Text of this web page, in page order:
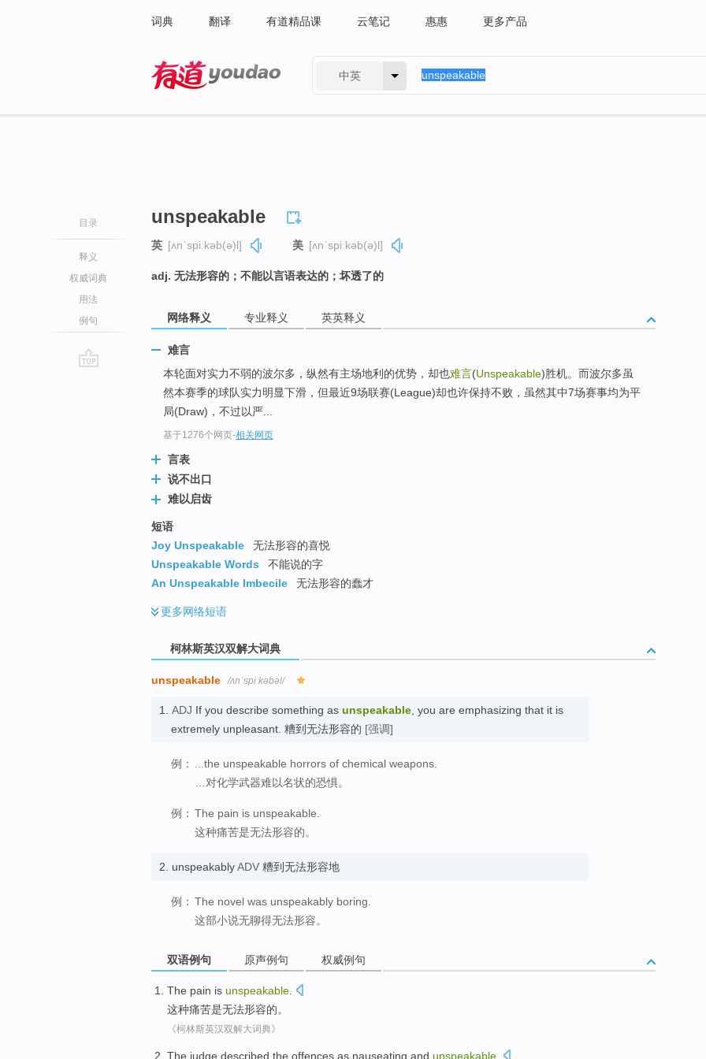
词典 翻译 有道精品课 云笔记 惠惠 更多产品
中英
目录
释义
权威词典
用法
例句
unspeakable
英 [ʌnˈspiːkəb(ə)l] 美 [ʌnˈspiːkəb(ə)l]
adj. 无法形容的；不能以言语表达的；坏透了的
网络释义 专业释义 英英释义
难言
本轮面对实力不弱的波尔多，纵然有主场地利的优势，却也难言(Unspeakable)胜机。而波尔多虽
然本赛季的球队实力明显下滑，但最近9场联赛(League)却也许保持不败，虽然其中7场赛事均为平
局(Draw)，不过以严...
基于1276个网页-相关网页
言表
说不出口
难以启齿
短语
Joy Unspeakable
无法形容的喜悦
Unspeakable Words
不能说的字
An Unspeakable Imbecile
无法形容的蠢才
更多网络短语
柯林斯英汉双解大词典
unspeakable /ʌnˈspiːkəbəl/
1. ADJ If you describe something as unspeakable , you are emphasizing that it is
extremely unpleasant. 糟到无法形容的 [强调]
例：
...the unspeakable horrors of chemical weapons.
…对化学武器难以名状的恐惧。
例： The pain is unspeakable.
这种痛苦是无法形容的。
2. unspeakablyADV 糟到无法形容地
例： The novel was unspeakably boring.
这部小说无聊得无法形容。
双语例句 原声例句 权威例句
The pain is unspeakable.
这种痛苦是无法形容的。
《柯林斯英汉双解大词典》
The judge described the offences as nauseating and unspeakable